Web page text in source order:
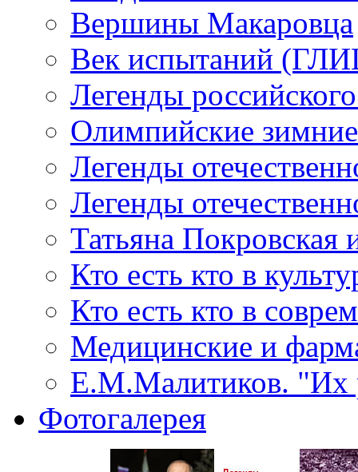
Вершины Макаровца
Век испытаний
Легенды
Олимпийские
Легенды
Легенды
Татьяна Покровская
Кто есть кто в
Кто есть кто в
Медицинские и
Е.М.Малитиков. "Их
Фотогалерея